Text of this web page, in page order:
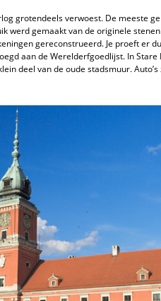
grotendeels verwoest. De meeste
werd gemaakt van de originele
gereconstrueerd. Je proeft er
aan de Werelderfgoedlijst. In
deel van de oude stadsmuur.